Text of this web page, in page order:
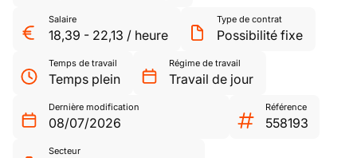
Salaire
18,39 - 22,13 / heure
Type de contrat
Possibilité fixe
Temps de travail
Temps plein
Régime de travail
Travail de jour
Dernière modification
08/07/2026
Référence
558193
Secteur